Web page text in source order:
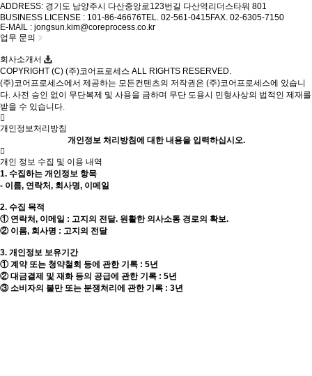
ADDRESS: 경기도 남양주시 다산중앙로123번길 다산역리더스타워 801
BUSINESS LICENSE : 101-86-46676TEL. 02-561-0415FAX. 02-6305-7150
E-MAIL : jongsun.kim@coreprocess.co.kr
업무 문의
회사소개서
COPYRIGHT (C) (주)코어프로세스 ALL RIGHTS RESERVED.
(주)코어프로세스에서 제공하는 모든컨텐츠의 저작권은 (주)코어프로세스에 있습니
다. 사전 승인 없이 무단복제 및 사용을 금하며 무단 도용시 민형사상의 법적인 제재를
받을 수 있습니다.
개인정보처리방침
개인정보 처리방침에 대한 내용을 입력하십시오.
개인 정보 수집 및 이용 내역
1. 수집하는 개인정보 항목
- 이름, 연락처, 회사명, 이메일
2. 수집 목적
① 연락처, 이메일 : 고지의 전달. 원활한 의사소통 경로의 확보.
② 이름, 회사명 : 고지의 전달
3. 개인정보 보유기간
① 계약 또는 청약철회 등에 관한 기록 : 5년
② 대금결제 및 재화 등의 공급에 관한 기록 : 5년
③ 소비자의 불만 또는 분쟁처리에 관한 기록 : 3년